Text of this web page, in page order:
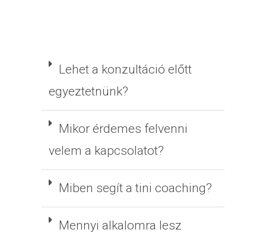
Lehet a konzultáció előtt
egyeztetnünk?
Mikor érdemes felvenni
velem a kapcsolatot?
Miben segít a tini coaching?
Mennyi alkalomra lesz